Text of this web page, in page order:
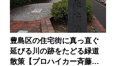
豊島区の住宅街に真っ直ぐ
延びる川の跡をたどる緑道
散策【プロハイカー斉藤正